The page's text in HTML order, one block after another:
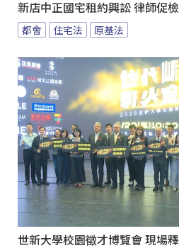
新店中正國宅租約興訟 律師促
都會 住宅法 原基法
世新大學校園徵才博覽會 現場